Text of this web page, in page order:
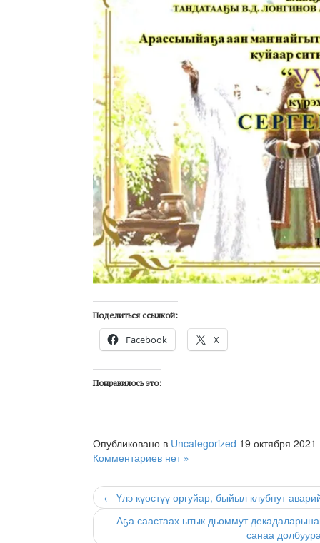
Поделиться ссылкой:
Facebook X
Понравилось это:
Опубликовано в Uncategorized 19 октября 2021
Комментариев нет »
← Үлэ күөстүү оргуйар, быйыл клубпут
Аҕа саастаах ытык дьоммут
санаа